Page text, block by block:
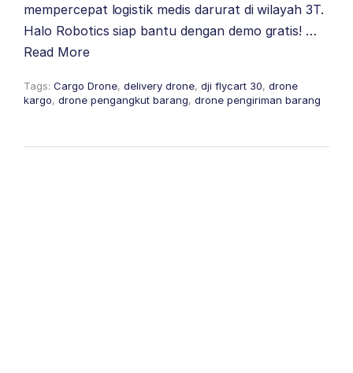
mempercepat logistik medis darurat di wilayah 3T.
Halo Robotics siap bantu dengan demo gratis! …
Read More
Tags: Cargo Drone, delivery drone, dji flycart 30, drone
kargo, drone pengangkut barang, drone pengiriman barang